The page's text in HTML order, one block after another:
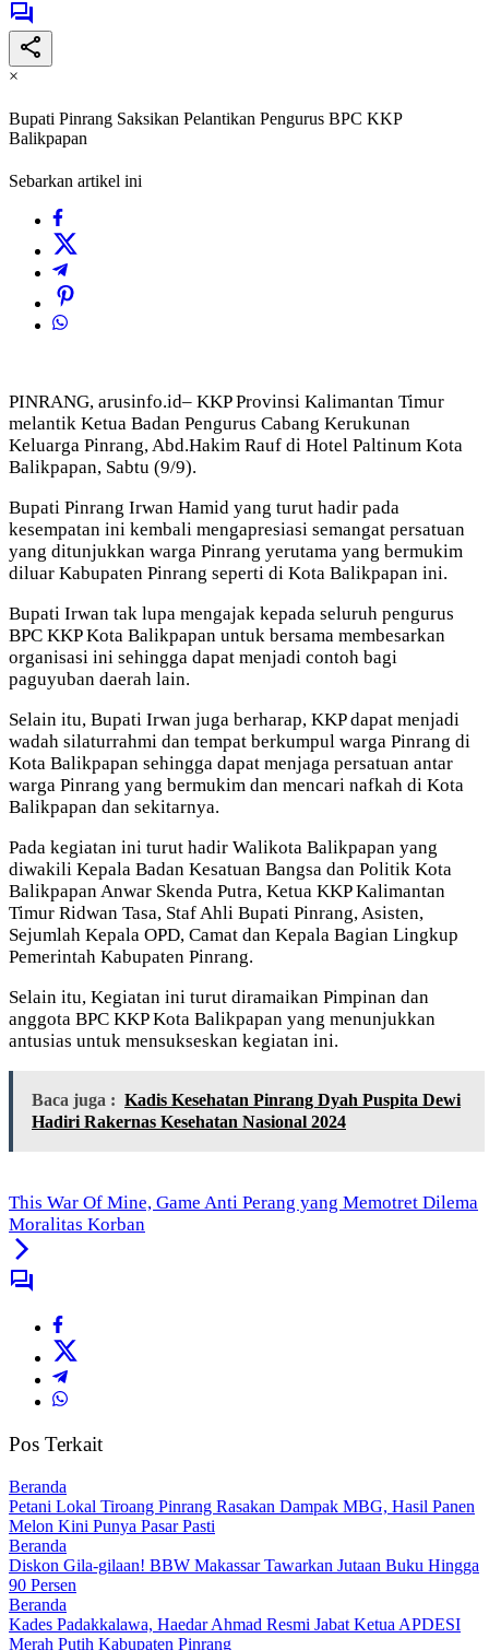
×
Bupati Pinrang Saksikan Pelantikan Pengurus BPC KKP
Balikpapan
Sebarkan artikel ini
PINRANG, arusinfo.id– KKP Provinsi Kalimantan Timur
melantik Ketua Badan Pengurus Cabang Kerukunan
Keluarga Pinrang, Abd.Hakim Rauf di Hotel Paltinum Kota
Balikpapan, Sabtu (9/9).
Bupati Pinrang Irwan Hamid yang turut hadir pada
kesempatan ini kembali mengapresiasi semangat persatuan
yang ditunjukkan warga Pinrang yerutama yang bermukim
diluar Kabupaten Pinrang seperti di Kota Balikpapan ini.
Bupati Irwan tak lupa mengajak kepada seluruh pengurus
BPC KKP Kota Balikpapan untuk bersama membesarkan
organisasi ini sehingga dapat menjadi contoh bagi
paguyuban daerah lain.
Selain itu, Bupati Irwan juga berharap, KKP dapat menjadi
wadah silaturrahmi dan tempat berkumpul warga Pinrang di
Kota Balikpapan sehingga dapat menjaga persatuan antar
warga Pinrang yang bermukim dan mencari nafkah di Kota
Balikpapan dan sekitarnya.
Pada kegiatan ini turut hadir Walikota Balikpapan yang
diwakili Kepala Badan Kesatuan Bangsa dan Politik Kota
Balikpapan Anwar Skenda Putra, Ketua KKP Kalimantan
Timur Ridwan Tasa, Staf Ahli Bupati Pinrang, Asisten,
Sejumlah Kepala OPD, Camat dan Kepala Bagian Lingkup
Pemerintah Kabupaten Pinrang.
Selain itu, Kegiatan ini turut diramaikan Pimpinan dan
anggota BPC KKP Kota Balikpapan yang menunjukkan
antusias untuk mensukseskan kegiatan ini.
Baca juga : Kadis Kesehatan Pinrang Dyah Puspita Dewi
Hadiri Rakernas Kesehatan Nasional 2024
This War Of Mine, Game Anti Perang yang Memotret Dilema
Moralitas Korban
Pos Terkait
Beranda
Petani Lokal Tiroang Pinrang Rasakan Dampak MBG, Hasil Panen
Melon Kini Punya Pasar Pasti
Beranda
Diskon Gila-gilaan! BBW Makassar Tawarkan Jutaan Buku Hingga
90 Persen
Beranda
Kades Padakkalawa, Haedar Ahmad Resmi Jabat Ketua APDESI
Merah Putih Kabupaten Pinrang